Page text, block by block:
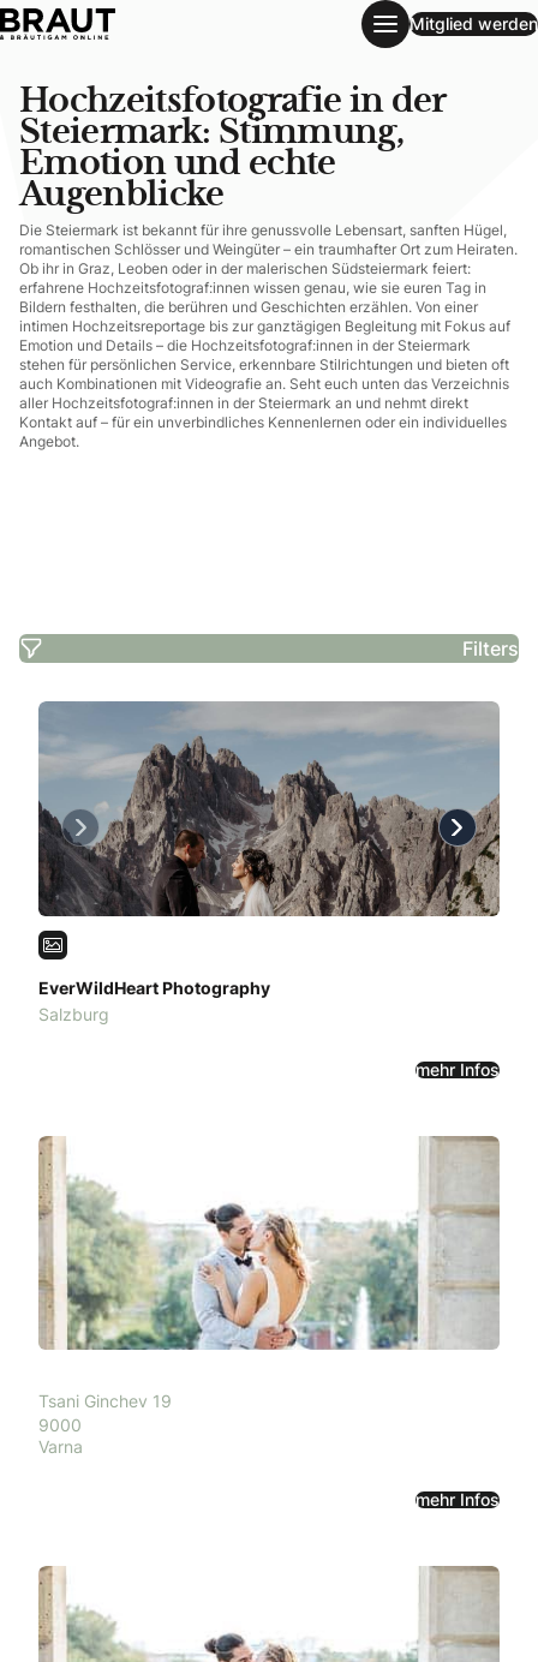
Hochzeitsfotografie in der Steiermark: Stimmung,
Mitglied werden
Hochzeitsfotografie in der
Steiermark: Stimmung,
Emotion und echte
Augenblicke
Die Steiermark ist bekannt für ihre genussvolle Lebensart, sanften Hügel,
romantischen Schlösser und Weingüter – ein traumhafter Ort zum Heiraten.
Ob ihr in Graz, Leoben oder in der malerischen Südsteiermark feiert:
erfahrene Hochzeitsfotograf:innen wissen genau, wie sie euren Tag in
Bildern festhalten, die berühren und Geschichten erzählen. Von einer
intimen Hochzeitsreportage bis zur ganztägigen Begleitung mit Fokus auf
Emotion und Details – die Hochzeitsfotograf:innen in der Steiermark
stehen für persönlichen Service, erkennbare Stilrichtungen und bieten oft
auch Kombinationen mit Videografie an. Seht euch unten das Verzeichnis
aller Hochzeitsfotograf:innen in der Steiermark an und nehmt direkt
Kontakt auf – für ein unverbindliches Kennenlernen oder ein individuelles
Angebot.
Filters
Previous Next
EverWildHeart Photography
Salzburg
mehr Infos
Tsani Ginchev 19
9000
Varna
mehr Infos